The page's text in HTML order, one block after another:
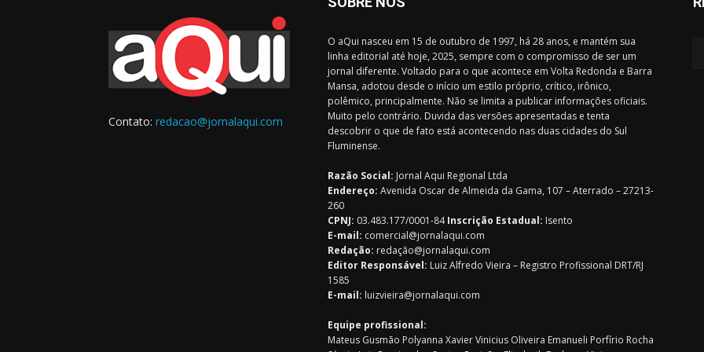
Contato: redacao@jornalaqui.com
O aQui nasceu em 15 de outubro de 1997, há 28 anos, e mantém sua
linha editorial até hoje, 2025, sempre com o compromisso de ser um
jornal diferente. Voltado para o que acontece em Volta Redonda e Barra
Mansa, adotou desde o início um estilo próprio, crítico, irônico,
polêmico, principalmente. Não se limita a publicar informações oficiais.
Muito pelo contrário. Duvida das versões apresentadas e tenta
descobrir o que de fato está acontecendo nas duas cidades do Sul
Fluminense.
Razão Social: Jornal Aqui Regional Ltda
Endereço: Avenida Oscar de Almeida da Gama, 107 – Aterrado – 27213-
260
CPNJ: 03.483.177/0001-84Inscrição Estadual: Isento
E-mail: comercial@jornalaqui.com
Redação: redação@jornalaqui.com
Editor Responsável: Luiz Alfredo Vieira – Registro Profissional DRT/RJ
1585
E-mail: luizvieira@jornalaqui.com
Equipe profissional:
Mateus Gusmão Polyanna Xavier Vinicius Oliveira Emanueli Porfírio Rocha